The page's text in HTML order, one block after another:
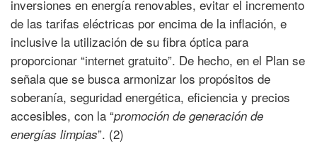
inversiones en energía renovables, evitar el incremento
de las tarifas eléctricas por encima de la inflación, e
inclusive la utilización de su fibra óptica para
proporcionar “internet gratuito”. De hecho, en el Plan se
señala que se busca armonizar los propósitos de
soberanía, seguridad energética, eficiencia y precios
accesibles, con la “promoción de generación de
energías limpias”. (2)